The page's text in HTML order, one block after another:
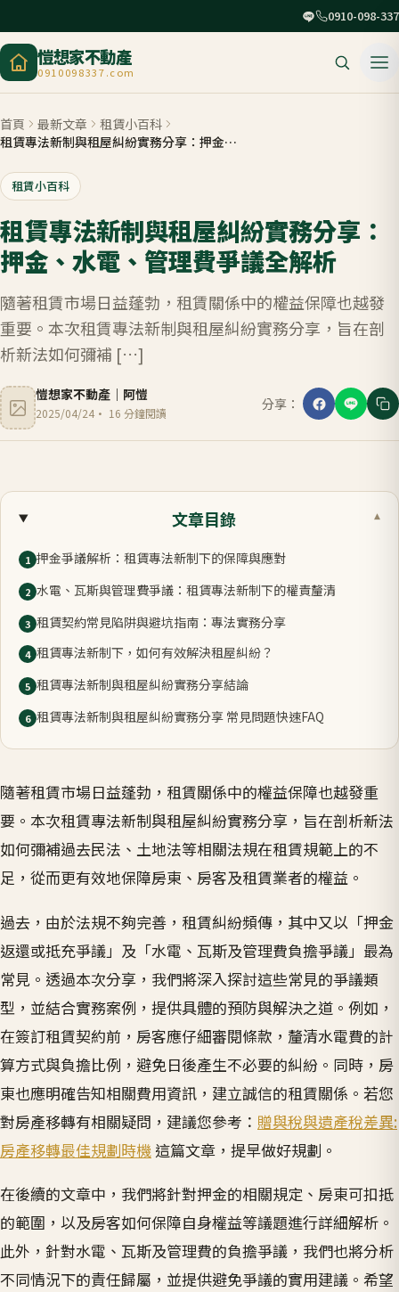
0910-098-337
愷想家不動產
0910098337.com
首頁 最新文章
租賃小百科
租賃專法新制與租屋糾紛實務分享：押金、水電、管理費爭議全解析
租賃小百科
租賃專法新制與租屋糾紛實務分享：
押金、水電、管理費爭議全解析
隨著租賃市場日益蓬勃，租賃關係中的權益保障也越發
重要。本次租賃專法新制與租屋糾紛實務分享，旨在剖
析新法如何彌補 […]
愷想家不動產 ｜ 阿愷
2025/04/24 · 16 分鐘閱讀
分享：
文章目錄 ▾
1 押金爭議解析：租賃專法新制下的保障與應對
2 水電、瓦斯與管理費爭議：租賃專法新制下的權責釐清
3 租賃契約常見陷阱與避坑指南：專法實務分享
4 租賃專法新制下，如何有效解決租屋糾紛？
5 租賃專法新制與租屋糾紛實務分享結論
6 租賃專法新制與租屋糾紛實務分享 常見問題快速FAQ
隨著租賃市場日益蓬勃，租賃關係中的權益保障也越發重
要。本次租賃專法新制與租屋糾紛實務分享，旨在剖析新法
如何彌補過去民法、土地法等相關法規在租賃規範上的不
足，從而更有效地保障房東、房客及租賃業者的權益。
過去，由於法規不夠完善，租賃糾紛頻傳，其中又以「押金
返還或抵充爭議」及「水電、瓦斯及管理費負擔爭議」最為
常見。透過本次分享，我們將深入探討這些常見的爭議類
型，並結合實務案例，提供具體的預防與解決之道。例如，
在簽訂租賃契約前，房客應仔細審閱條款，釐清水電費的計
算方式與負擔比例，避免日後產生不必要的糾紛。同時，房
東也應明確告知相關費用資訊，建立誠信的租賃關係。若您
對房產移轉有相關疑問，建議您參考： 贈與稅與遺產稅差異:
房產移轉最佳規劃時機 這篇文章，提早做好規劃。
在後續的文章中，我們將針對押金的相關規定、房東可扣抵
的範圍，以及房客如何保障自身權益等議題進行詳細解析。
此外，針對水電、瓦斯及管理費的負擔爭議，我們也將分析
不同情況下的責任歸屬，並提供避免爭議的實用建議。希望